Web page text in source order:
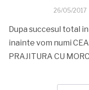
26/05/2017
Dupa succesul total
inainte vom numi
PRAJITURA CU